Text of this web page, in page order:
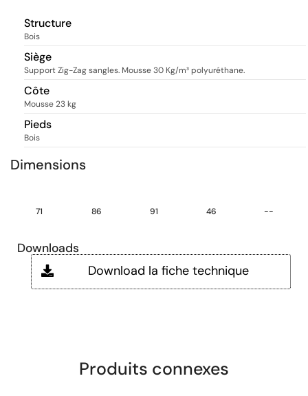
Structure
Bois
Siège
Support Zig-Zag sangles. Mousse 30 Kg/m³ polyuréthane.
Côte
Mousse 23 kg
Pieds
Bois
Dimensions
71 86 91 46 --
Downloads
Download la fiche technique
Produits connexes